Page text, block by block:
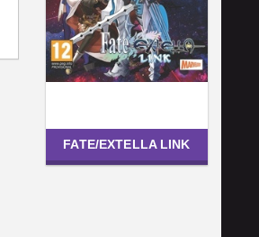
FATE/EXTELLA LINK